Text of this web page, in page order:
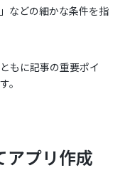
などの細かな条件を指
もに記事の重要ポイ
。
プリ作成